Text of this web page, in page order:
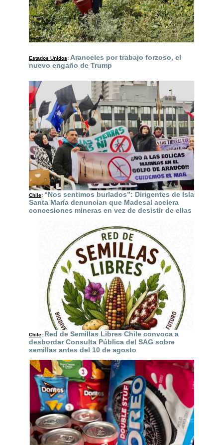
Estados Unidos: Aranceles por trabajo forzoso, el
nuevo engaño de Trump
Chile: “Nos sentimos burlados”: Dirigentes de Isla
Santa María denuncian que Madesal acelera
concesiones mineras en vez de desistir de ellas
Chile: Red de Semillas Libres Chile convoca a
desbordar Consulta Pública del SAG sobre
semillas antes del 10 de agosto